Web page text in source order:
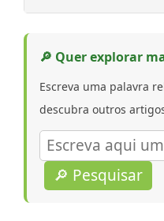
🔎 Quer explorar
Escreva uma palavra
descubra outros
🔎 Pesquisar